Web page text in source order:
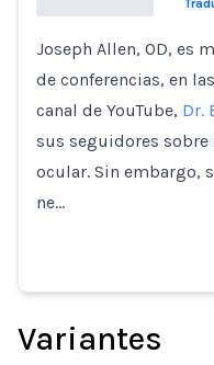
Loading...
Joseph Allen, OD, es
de conferencias, en
canal de YouTube, Dr.
sus seguidores
ocular. Sin embargo,
ne…
Variantes